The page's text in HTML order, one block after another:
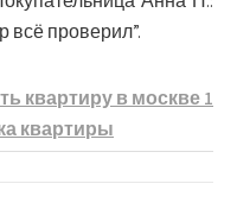
всё проверил”.
квартиру в москве 1
квартиры